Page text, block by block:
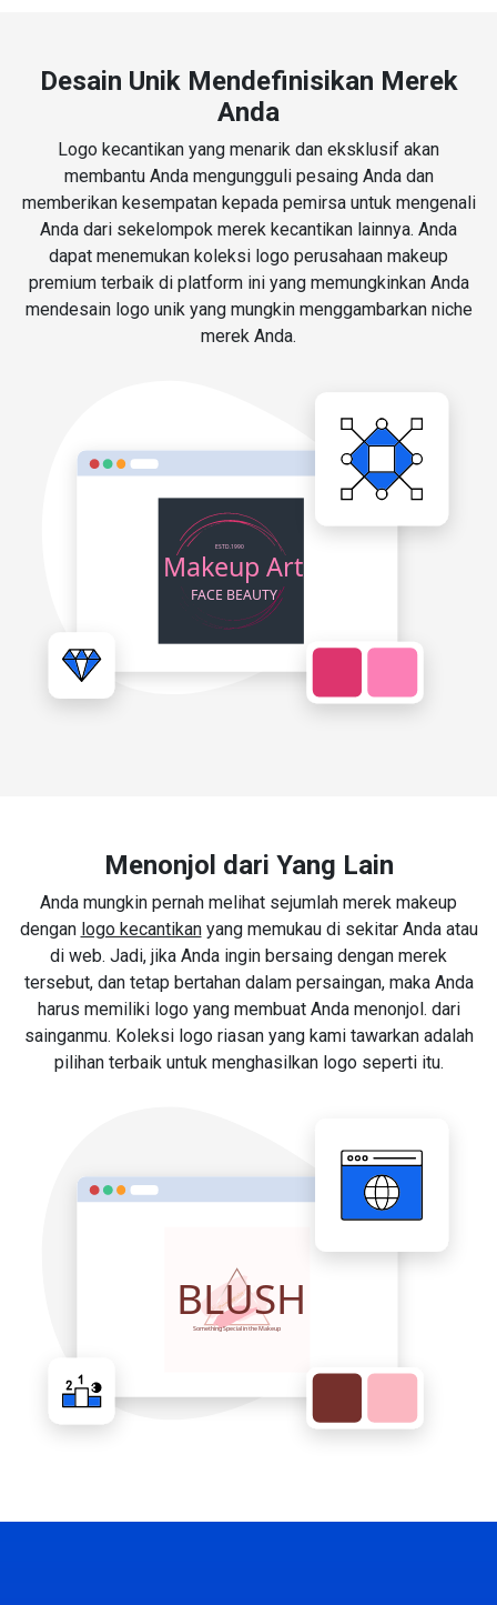
Desain Unik Mendefinisikan Merek
Anda
Logo kecantikan yang menarik dan eksklusif akan
membantu Anda mengungguli pesaing Anda dan
memberikan kesempatan kepada pemirsa untuk mengenali
Anda dari sekelompok merek kecantikan lainnya. Anda
dapat menemukan koleksi logo perusahaan makeup
premium terbaik di platform ini yang memungkinkan Anda
mendesain logo unik yang mungkin menggambarkan niche
merek Anda.
Menonjol dari Yang Lain
Anda mungkin pernah melihat sejumlah merek makeup
dengan logo kecantikanyang memukau di sekitar Anda atau
di web. Jadi, jika Anda ingin bersaing dengan merek
tersebut, dan tetap bertahan dalam persaingan, maka Anda
harus memiliki logo yang membuat Anda menonjol. dari
sainganmu. Koleksi logo riasan yang kami tawarkan adalah
pilihan terbaik untuk menghasilkan logo seperti itu.